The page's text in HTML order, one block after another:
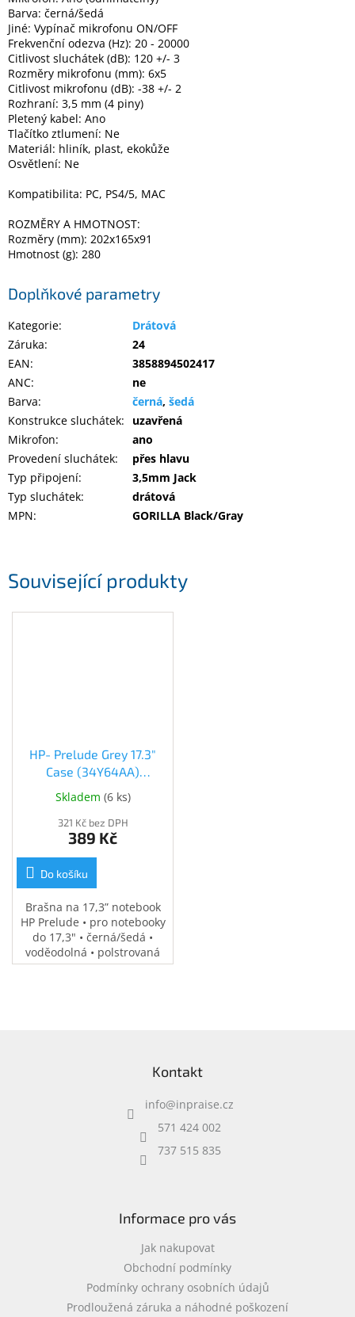
Související produkty
HP- Prelude Grey 17.3"
Case (34Y64AA)
(34Y64AA)
Skladem (6 ks)
321 Kč bez DPH
389 Kč
Do košíku
Brašna na 17,3” notebook
HP Prelude • pro notebooky
do 17,3" • černá/šedá •
voděodolná • polstrovaná
přihrádka na notebook •
Barva: černá/šedá
Jiné: Vypínač mikrofonu ON/OFF
Frekvenční odezva (Hz): 20 - 20000
Citlivost sluchátek (dB): 120 +/- 3
Rozměry mikrofonu (mm): 6x5
Citlivost mikrofonu (dB): -38 +/- 2
Rozhraní: 3,5 mm (4 piny)
Pletený kabel: Ano
Tlačítko ztlumení: Ne
Materiál: hliník, plast, ekokůže
Osvětlení: Ne
Kompatibilita: PC, PS4/5, MAC
ROZMĚRY A HMOTNOST:
Rozměry (mm): 202x165x91
Hmotnost (g): 280
Doplňkové parametry
Kategorie:
Drátová
Záruka:
24
EAN:
3858894502417
ANC:
ne
Barva: černá, šedá
Konstrukce sluchátek:
uzavřená
Mikrofon:
ano
Provedení sluchátek:
přes hlavu
Typ připojení:
3,5mm Jack
Typ sluchátek:
drátová
MPN: GORILLA Black/Gray
Kontakt
info@inpraise.cz
571 424 002
737 515 835
Informace pro vás
Jak nakupovat
Obchodní podmínky
Podmínky ochrany osobních údajů
Prodloužená záruka a náhodné poškození